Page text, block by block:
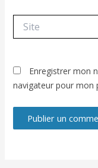
Enregistrer mon
navigateur pour mon